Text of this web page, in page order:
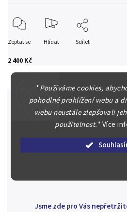
"Používáme cookies,
pohodlné prohlížení webu a
webu neustále zlepšovali
použitelnost." Více
2 400 Kč
Zeptat se Hlídat Sdílet
Špičkové služby za
Náš kolektiv specialistů a znalců se
Posoudíme kvalitu a pravost Vašeho
Jsme zde pro Vás